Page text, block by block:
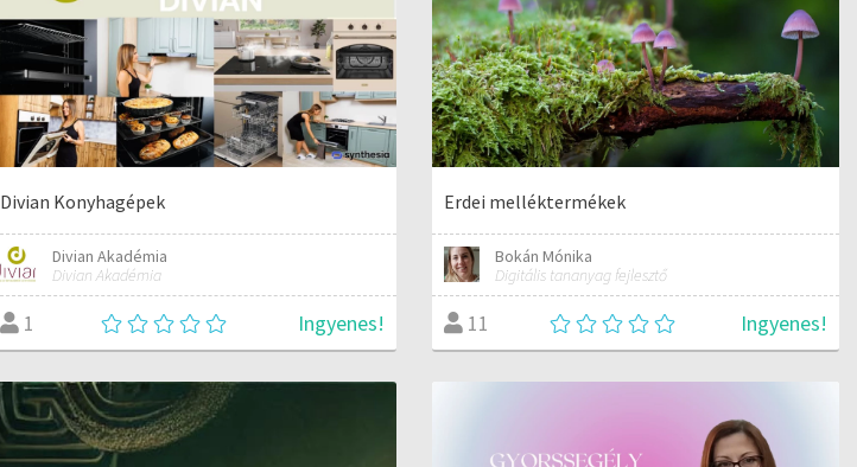
Divian Konyhagépek
Divian Akadémia
Divian Akadémia
1 Ingyenes!
Erdei melléktermékek
Bokán Mónika
Digitális tananyag fejlesztő
11 Ingyenes!